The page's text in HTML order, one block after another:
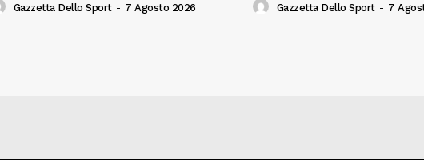
Gazzetta Dello Sport - 7 Agosto 2026 Gazzetta Dello Sport - 7